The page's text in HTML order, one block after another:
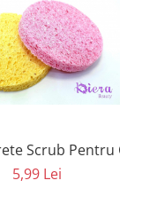
Servetele Absorbante Matifiante 8 in 1 Eveline
Scrub Pentru
5,99 Lei